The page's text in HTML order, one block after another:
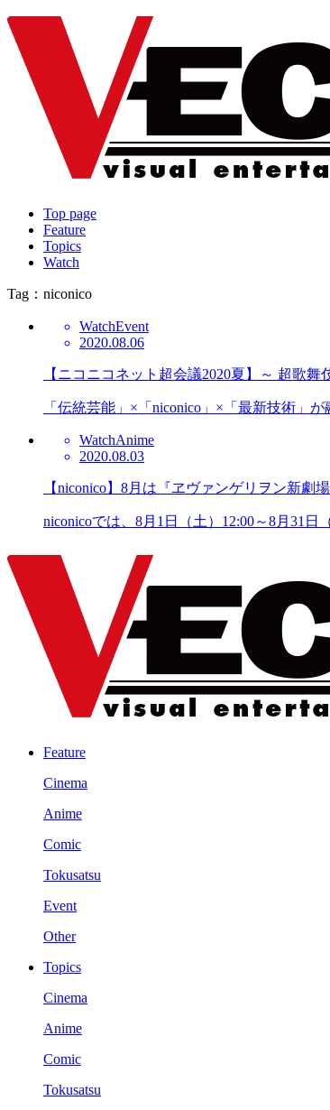
Top page
Feature
Topics
Watch
Tag：niconico
WatchEvent
2020.08.06
【ニコニコネット超会議2020夏】～ 超歌
「伝統芸能」×「niconico」×「最新技術」
WatchAnime
2020.08.03
【niconico】8月は『ヱヴァンゲリヲン新
niconicoでは、8月1日（土）12:00～8月31
Feature
Cinema
Anime
Comic
Tokusatsu
Event
Other
Topics
Cinema
Anime
Comic
Tokusatsu